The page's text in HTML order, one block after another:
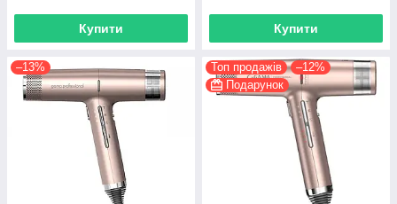
Купити Купити
–13% Топ продажів
–12%
Подарунок